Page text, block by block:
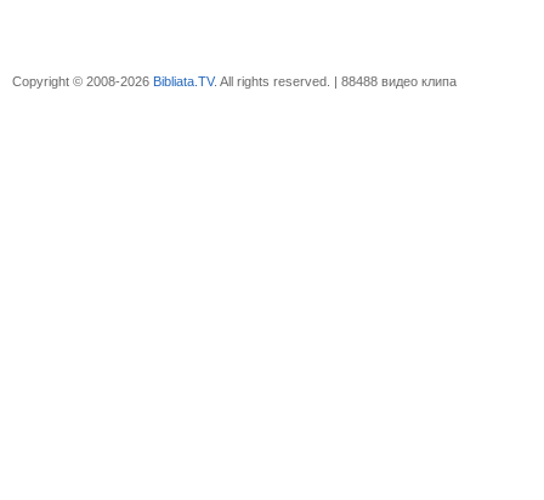
Copyright © 2008-2026 Bibliata.TV. All rights reserved. | 88488 видео клипа